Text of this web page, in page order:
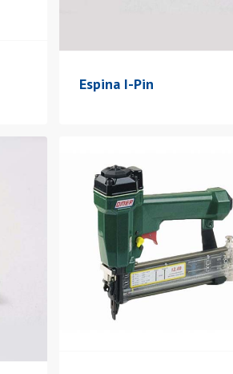
Espina I-Pin